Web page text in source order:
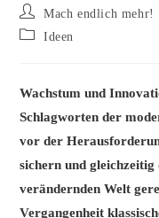
Beitrags-
Autor:
Mach endlich mehr!
Beitrags-
Ideen
Wachstum und
Schlagworten der
vor der
sichern und
verändernden Welt
Vergangenheit